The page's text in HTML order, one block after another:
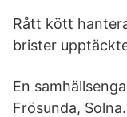
Rått kött
brister
En
Frösunda,